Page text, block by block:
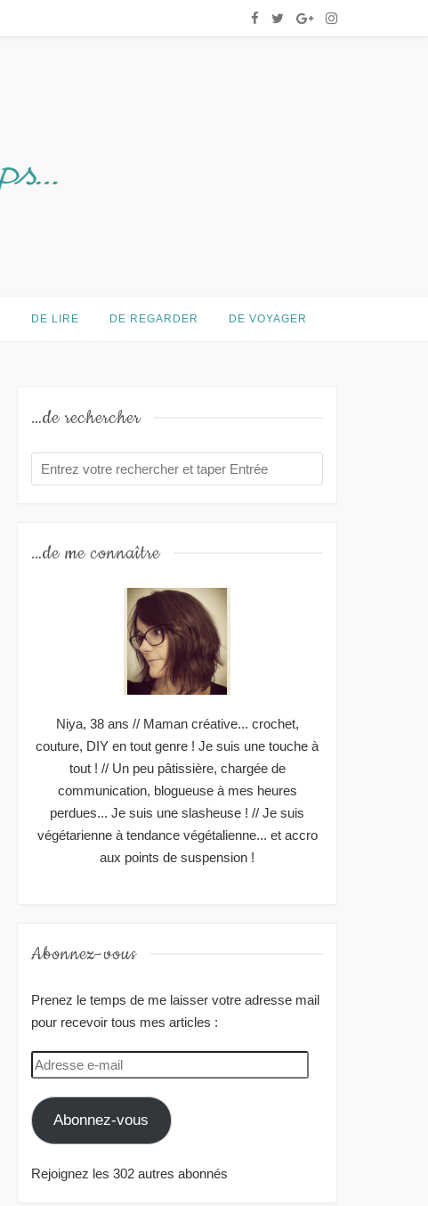
DE LIRE DE REGARDER DE VOYAGER
…de rechercher
…de me connaître
Niya, 38 ans // Maman créative... crochet,
couture, DIY en tout genre ! Je suis une touche à
tout ! // Un peu pâtissière, chargée de
communication, blogueuse à mes heures
perdues... Je suis une slasheuse ! // Je suis
végétarienne à tendance végétalienne... et accro
aux points de suspension !
Abonnez-vous
Prenez le temps de me laisser votre adresse mail
pour recevoir tous mes articles :
Adresse
e-
mail
Abonnez-vous
Rejoignez les 302 autres abonnés